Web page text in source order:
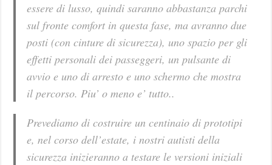
essere di lusso, quindi saranno abbastanza parchi
sul fronte comfort in questa fase, ma avranno due
posti (con cinture di sicurezza), uno spazio per gli
effetti personali dei passeggeri, un pulsante di
avvio e uno di arresto e uno schermo che mostra
il percorso. Piu’ o meno e’ tutto..
Prevediamo di costruire un centinaio di prototipi
e, nel corso dell’estate, i nostri autisti della
sicurezza inizieranno a testare le versioni iniziali